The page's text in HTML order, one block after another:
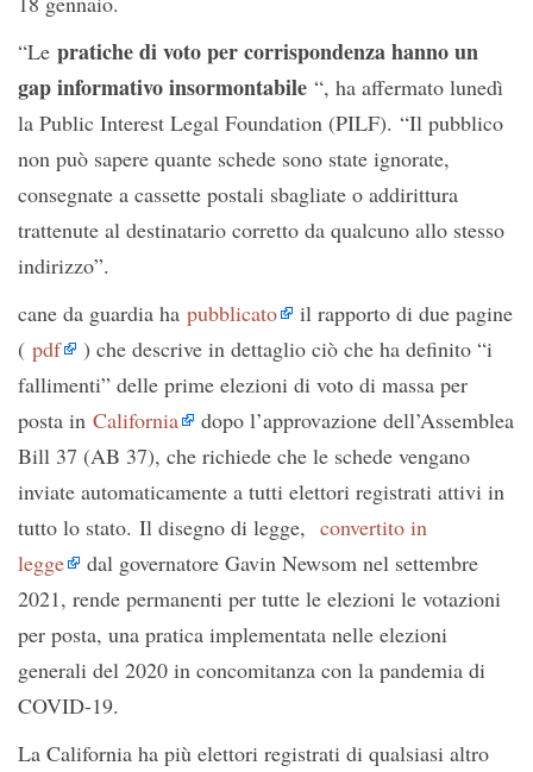
“Le pratiche di voto per corrispondenza hanno un
gap informativo insormontabile “, ha affermato lunedì
la Public Interest Legal Foundation (PILF). “Il pubblico
non può sapere quante schede sono state ignorate,
consegnate a cassette postali sbagliate o addirittura
trattenute al destinatario corretto da qualcuno allo stesso
indirizzo”.
cane da guardia ha pubblicato
il rapporto di due pagine
( pdf
) che descrive in dettaglio ciò che ha definito “i
fallimenti” delle prime elezioni di voto di massa per
posta in California
dopo l’approvazione dell’Assemblea
Bill 37 (AB 37), che richiede che le schede vengano
inviate automaticamente a tutti elettori registrati attivi in ​​
tutto lo stato. Il disegno di legge, convertito in
legge
dal governatore Gavin Newsom nel settembre
2021, rende permanenti per tutte le elezioni le votazioni
per posta, una pratica implementata nelle elezioni
generali del 2020 in concomitanza con la pandemia di
COVID-19.
La California ha più elettori registrati di qualsiasi altro